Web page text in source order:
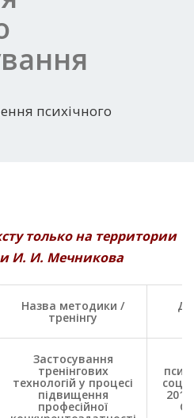
психічного
только на территории
И. И. Мечникова
Назва методики /
тренінгу
Застосування
тренінгових
технологій у процесі
підвищення
професійної
соц.
С.